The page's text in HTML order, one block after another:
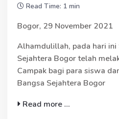
Read Time: 1 min
Bogor, 29 November 2021
Alhamdulillah, pada hari ini
Sejahtera Bogor telah
Campak bagi para siswa
Bangsa Sejahtera Bogor
Read more ...